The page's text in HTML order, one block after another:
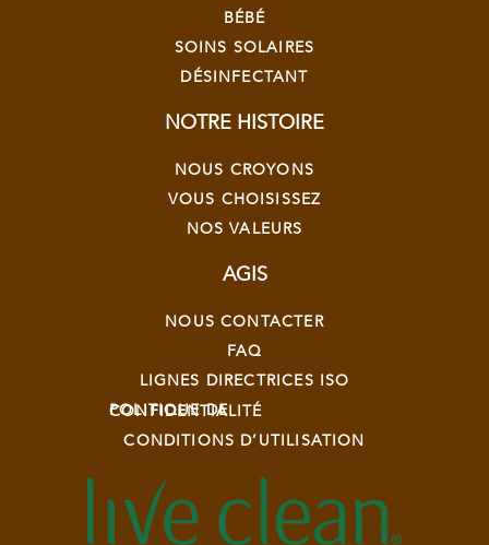
BÉBÉ
SOINS SOLAIRES
DÉSINFECTANT
NOTRE HISTOIRE
NOUS CROYONS
VOUS CHOISISSEZ
NOS VALEURS
AGIS
NOUS CONTACTER
FAQ
LIGNES DIRECTRICES ISO
POLITIQUE DE CONFIDENTIALITÉ
CONDITIONS D’UTILISATION